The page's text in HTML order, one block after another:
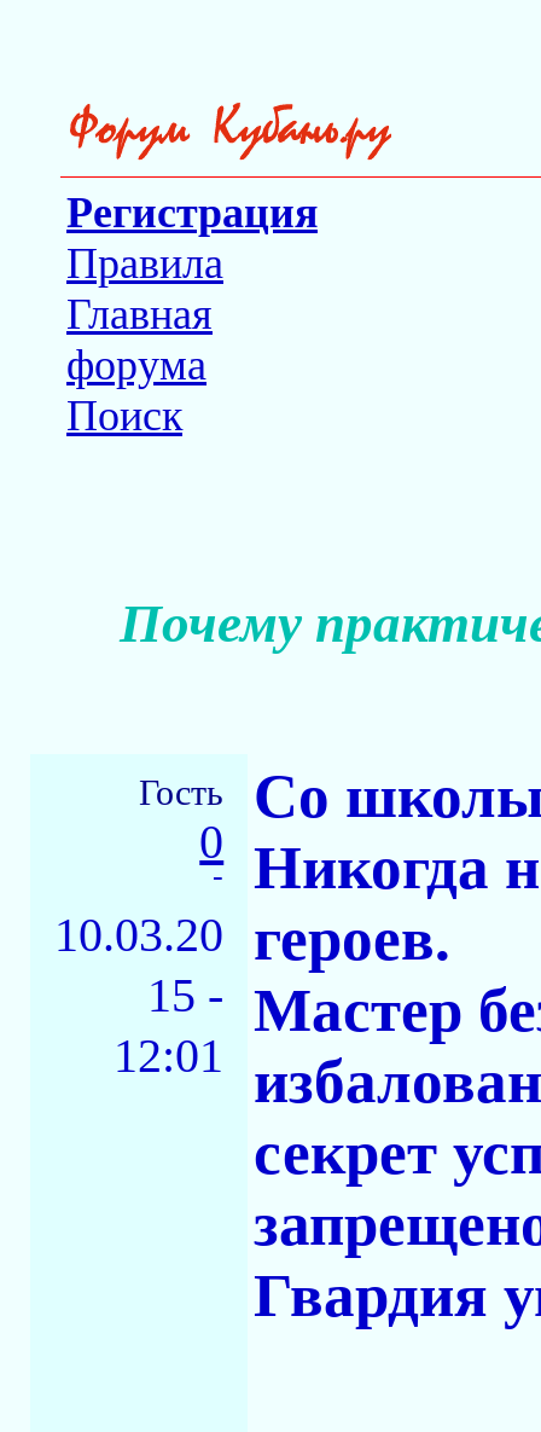
Регистрация
Правила
Главная
форума
Поиск
Почему
Гость
0
-
10.03.20
15 -
12:01
Со школы
Никогда
героев.
Мастер
секрет
Гвардия